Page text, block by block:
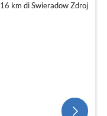
16 km di Swieradow Zdroj